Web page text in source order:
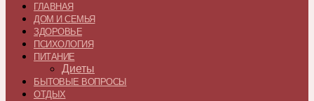
ГЛАВНАЯ
ДОМ И СЕМЬЯ
ЗДОРОВЬЕ
ПСИХОЛОГИЯ
ПИТАНИЕ
Диеты
БЫТОВЫЕ ВОПРОСЫ
ОТДЫХ